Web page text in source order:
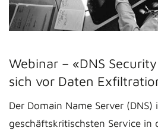
Webinar – «DNS
sich vor Daten
Der Domain Name Server (DNS)
geschäftskritischsten Service in